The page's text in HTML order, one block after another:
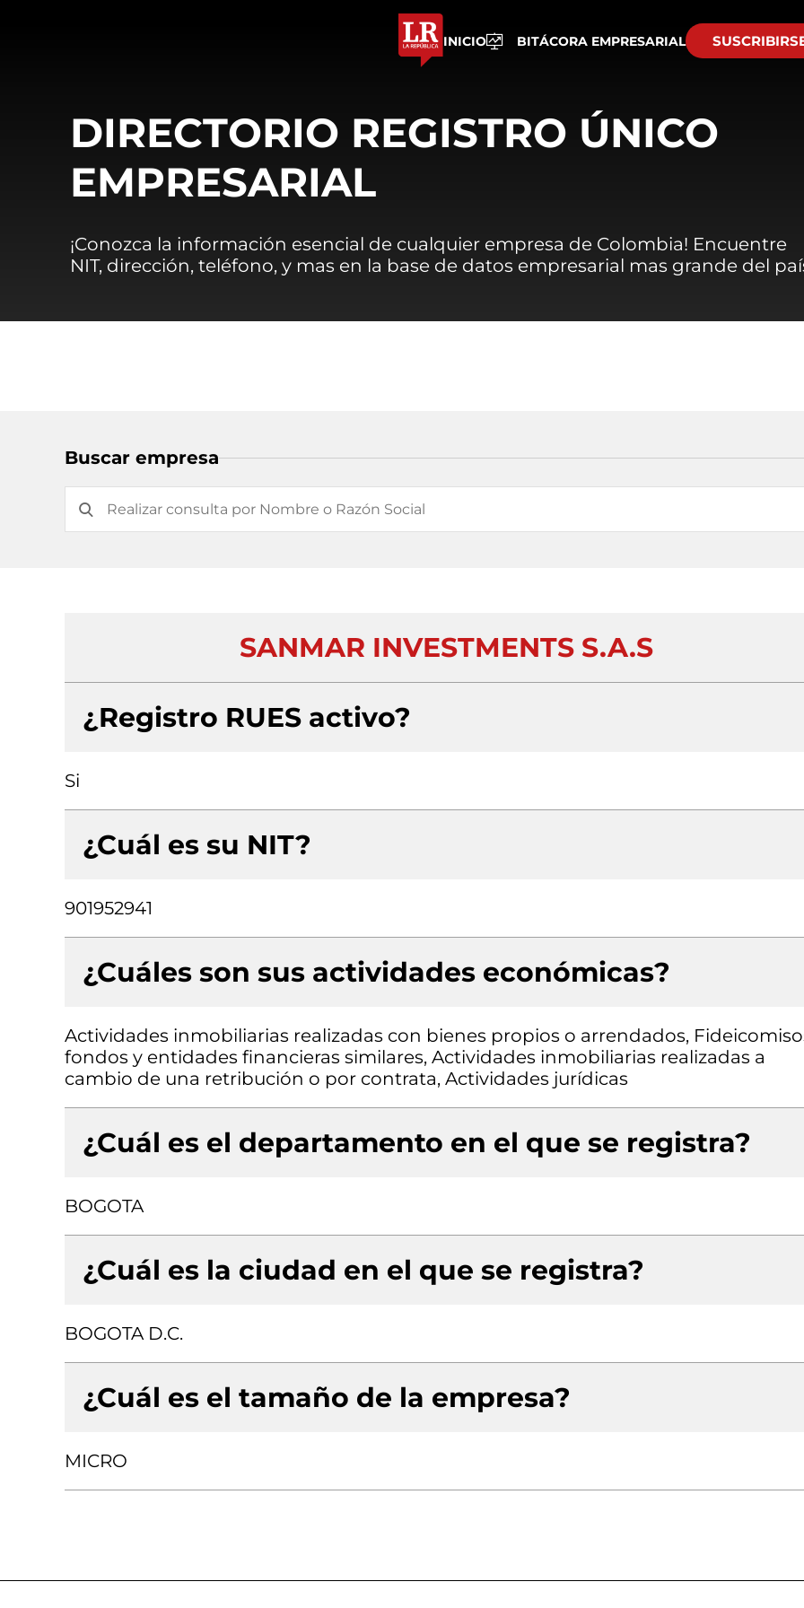
INICIO BITÁCORA EMPRESARIAL
DIRECTORIO REGISTRO ÚNICO
EMPRESARIAL
¡Conozca la información esencial de cualquier empresa de Colombia! Encuentre
NIT, dirección, teléfono, y mas en la base de datos empresarial mas grande del
Buscar empresa
SANMAR INVESTMENTS S.A.S
¿Registro RUES activo?
Si
¿Cuál es su NIT?
901952941
¿Cuáles son sus actividades económicas?
Actividades inmobiliarias realizadas con bienes propios o arrendados,
fondos y entidades financieras similares, Actividades inmobiliarias realizadas a
cambio de una retribución o por contrata, Actividades jurídicas
¿Cuál es el departamento en el que se registra?
BOGOTA
¿Cuál es la ciudad en el que se registra?
BOGOTA D.C.
¿Cuál es el tamaño de la empresa?
MICRO